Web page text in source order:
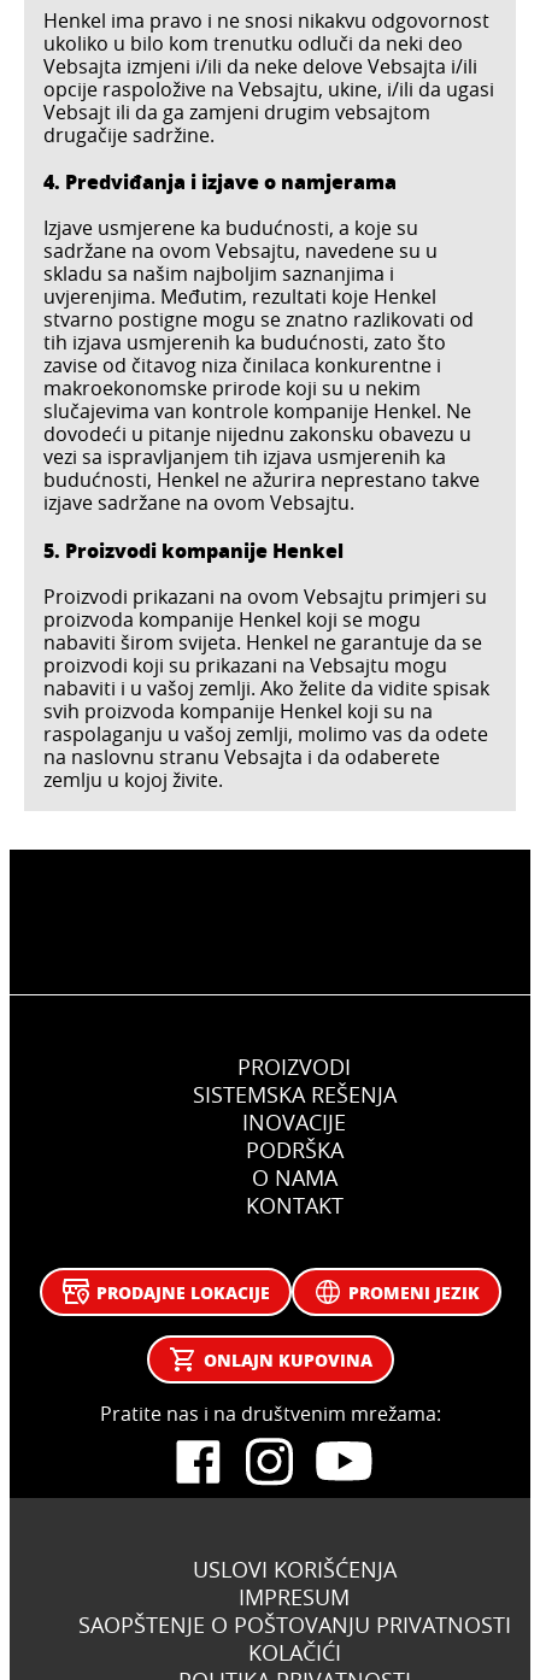
Henkel ima pravo i ne snosi nikakvu odgovornost
ukoliko u bilo kom trenutku odluči da neki deo
Vebsajta izmjeni i/ili da neke delove Vebsajta i/ili
opcije raspoložive na Vebsajtu, ukine, i/ili da ugasi
Vebsajt ili da ga zamjeni drugim vebsajtom
drugačije sadržine.
4. Predviđanja i izjave o namjerama
Izjave usmjerene ka budućnosti, a koje su
sadržane na ovom Vebsajtu, navedene su u
skladu sa našim najboljim saznanjima i
uvjerenjima. Međutim, rezultati koje Henkel
stvarno postigne mogu se znatno razlikovati od
tih izjava usmjerenih ka budućnosti, zato što
zavise od čitavog niza činilaca konkurentne i
makroekonomske prirode koji su u nekim
slučajevima van kontrole kompanije Henkel. Ne
dovodeći u pitanje nijednu zakonsku obavezu u
vezi sa ispravljanjem tih izjava usmjerenih ka
budućnosti, Henkel ne ažurira neprestano takve
izjave sadržane na ovom Vebsajtu.
5. Proizvodi kompanije Henkel
Proizvodi prikazani na ovom Vebsajtu primjeri su
proizvoda kompanije Henkel koji se mogu
nabaviti širom svijeta. Henkel ne garantuje da se
proizvodi koji su prikazani na Vebsajtu mogu
nabaviti i u vašoj zemlji. Ako želite da vidite spisak
svih proizvoda kompanije Henkel koji su na
raspolaganju u vašoj zemlji, molimo vas da odete
na naslovnu stranu Vebsajta i da odaberete
zemlju u kojoj živite.
PROIZVODI
SISTEMSKA REŠENJA
INOVACIJE
PODRŠKA
O NAMA
KONTAKT
PRODAJNE LOKACIJE PROMENI JEZIK
ONLAJN KUPOVINA
Pratite nas i na društvenim mrežama:
USLOVI KORIŠĆENJA
IMPRESUM
SAOPŠTENJE O POŠTOVANJU PRIVATNOSTI
KOLAČIĆI